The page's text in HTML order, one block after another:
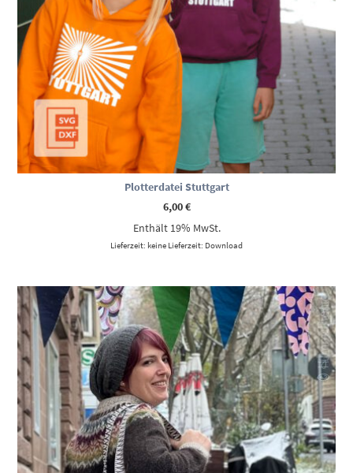
Plotterdatei Stuttgart
6,00€
Enthält 19% MwSt.
Lieferzeit: keine Lieferzeit: Download